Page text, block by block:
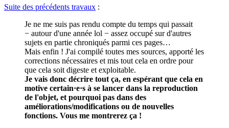
Suite des précédents travaux :
Je ne me suis pas rendu compte du temps qui passait
− autour d'une année lol − assez occupé sur d'autres
sujets en partie chroniqués parmi ces pages…
Mais enfin ! J'ai compilé toutes mes sources, apporté les
corrections nécessaires et mis tout cela en ordre pour
que cela soit digeste et exploitable.
Je vais donc décrire tout ça, en espérant que cela en
motive certain·e·s à se lancer dans la reproduction
de l'objet, et pourquoi pas dans des
améliorations/modifications ou de nouvelles
fonctions. Vous me montrerez ça !